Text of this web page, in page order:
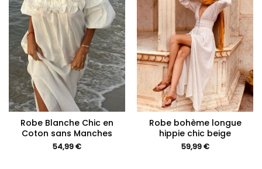
Robe Blanche Chic en
Coton sans Manches
54,99€
Robe bohème longue
hippie chic beige
59,99€